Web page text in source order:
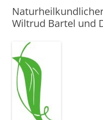
Wiltrud Bartel und